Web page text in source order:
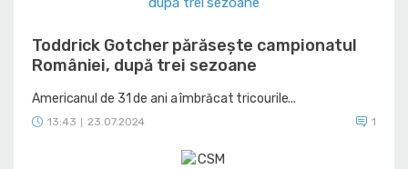
Toddrick Gotcher părăsește campionatul
României, după trei sezoane
Americanul de 31 de ani a îmbrăcat tricourile...
13:43 23.07.2024 1